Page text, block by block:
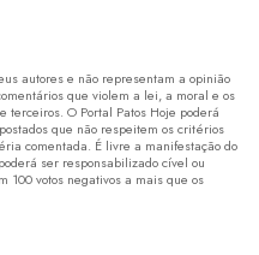
autores e não representam a opinião
que violem a lei, a moral e os
terceiros. O Portal Patos Hoje poderá
que não respeitem os critérios
comentada. É livre a manifestação do
ser responsabilizado cível ou
100 votos negativos a mais que os